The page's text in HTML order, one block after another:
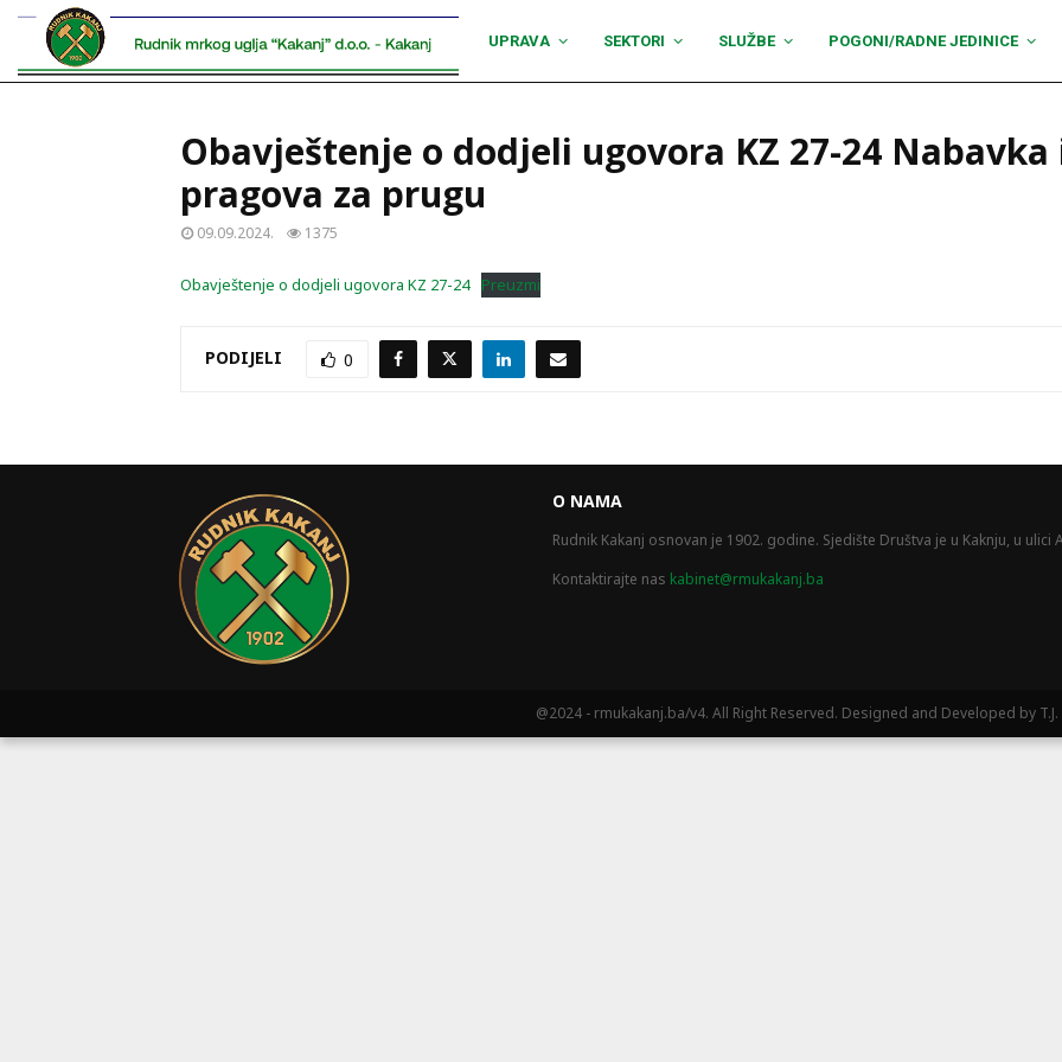
UPRAVA SEKTORI SLUŽBE POGONI/RADNE JEDINICE
Obavještenje o dodjeli ugovora KZ 27-24
pragova za prugu
09.09.2024. 1375
Obavještenje o dodjeli ugovora KZ 27-24 Preuzmi
PODIJELI 0
O NAMA
Rudnik Kakanj osnovan je 1902. godine. Sjedište Društva je u Kaknju, u ulici
Kontaktirajte nas kabinet@rmukakanj.ba
@2024 - rmukakanj.ba/v4. All Right Reserved. Designed and Developed by T.J.